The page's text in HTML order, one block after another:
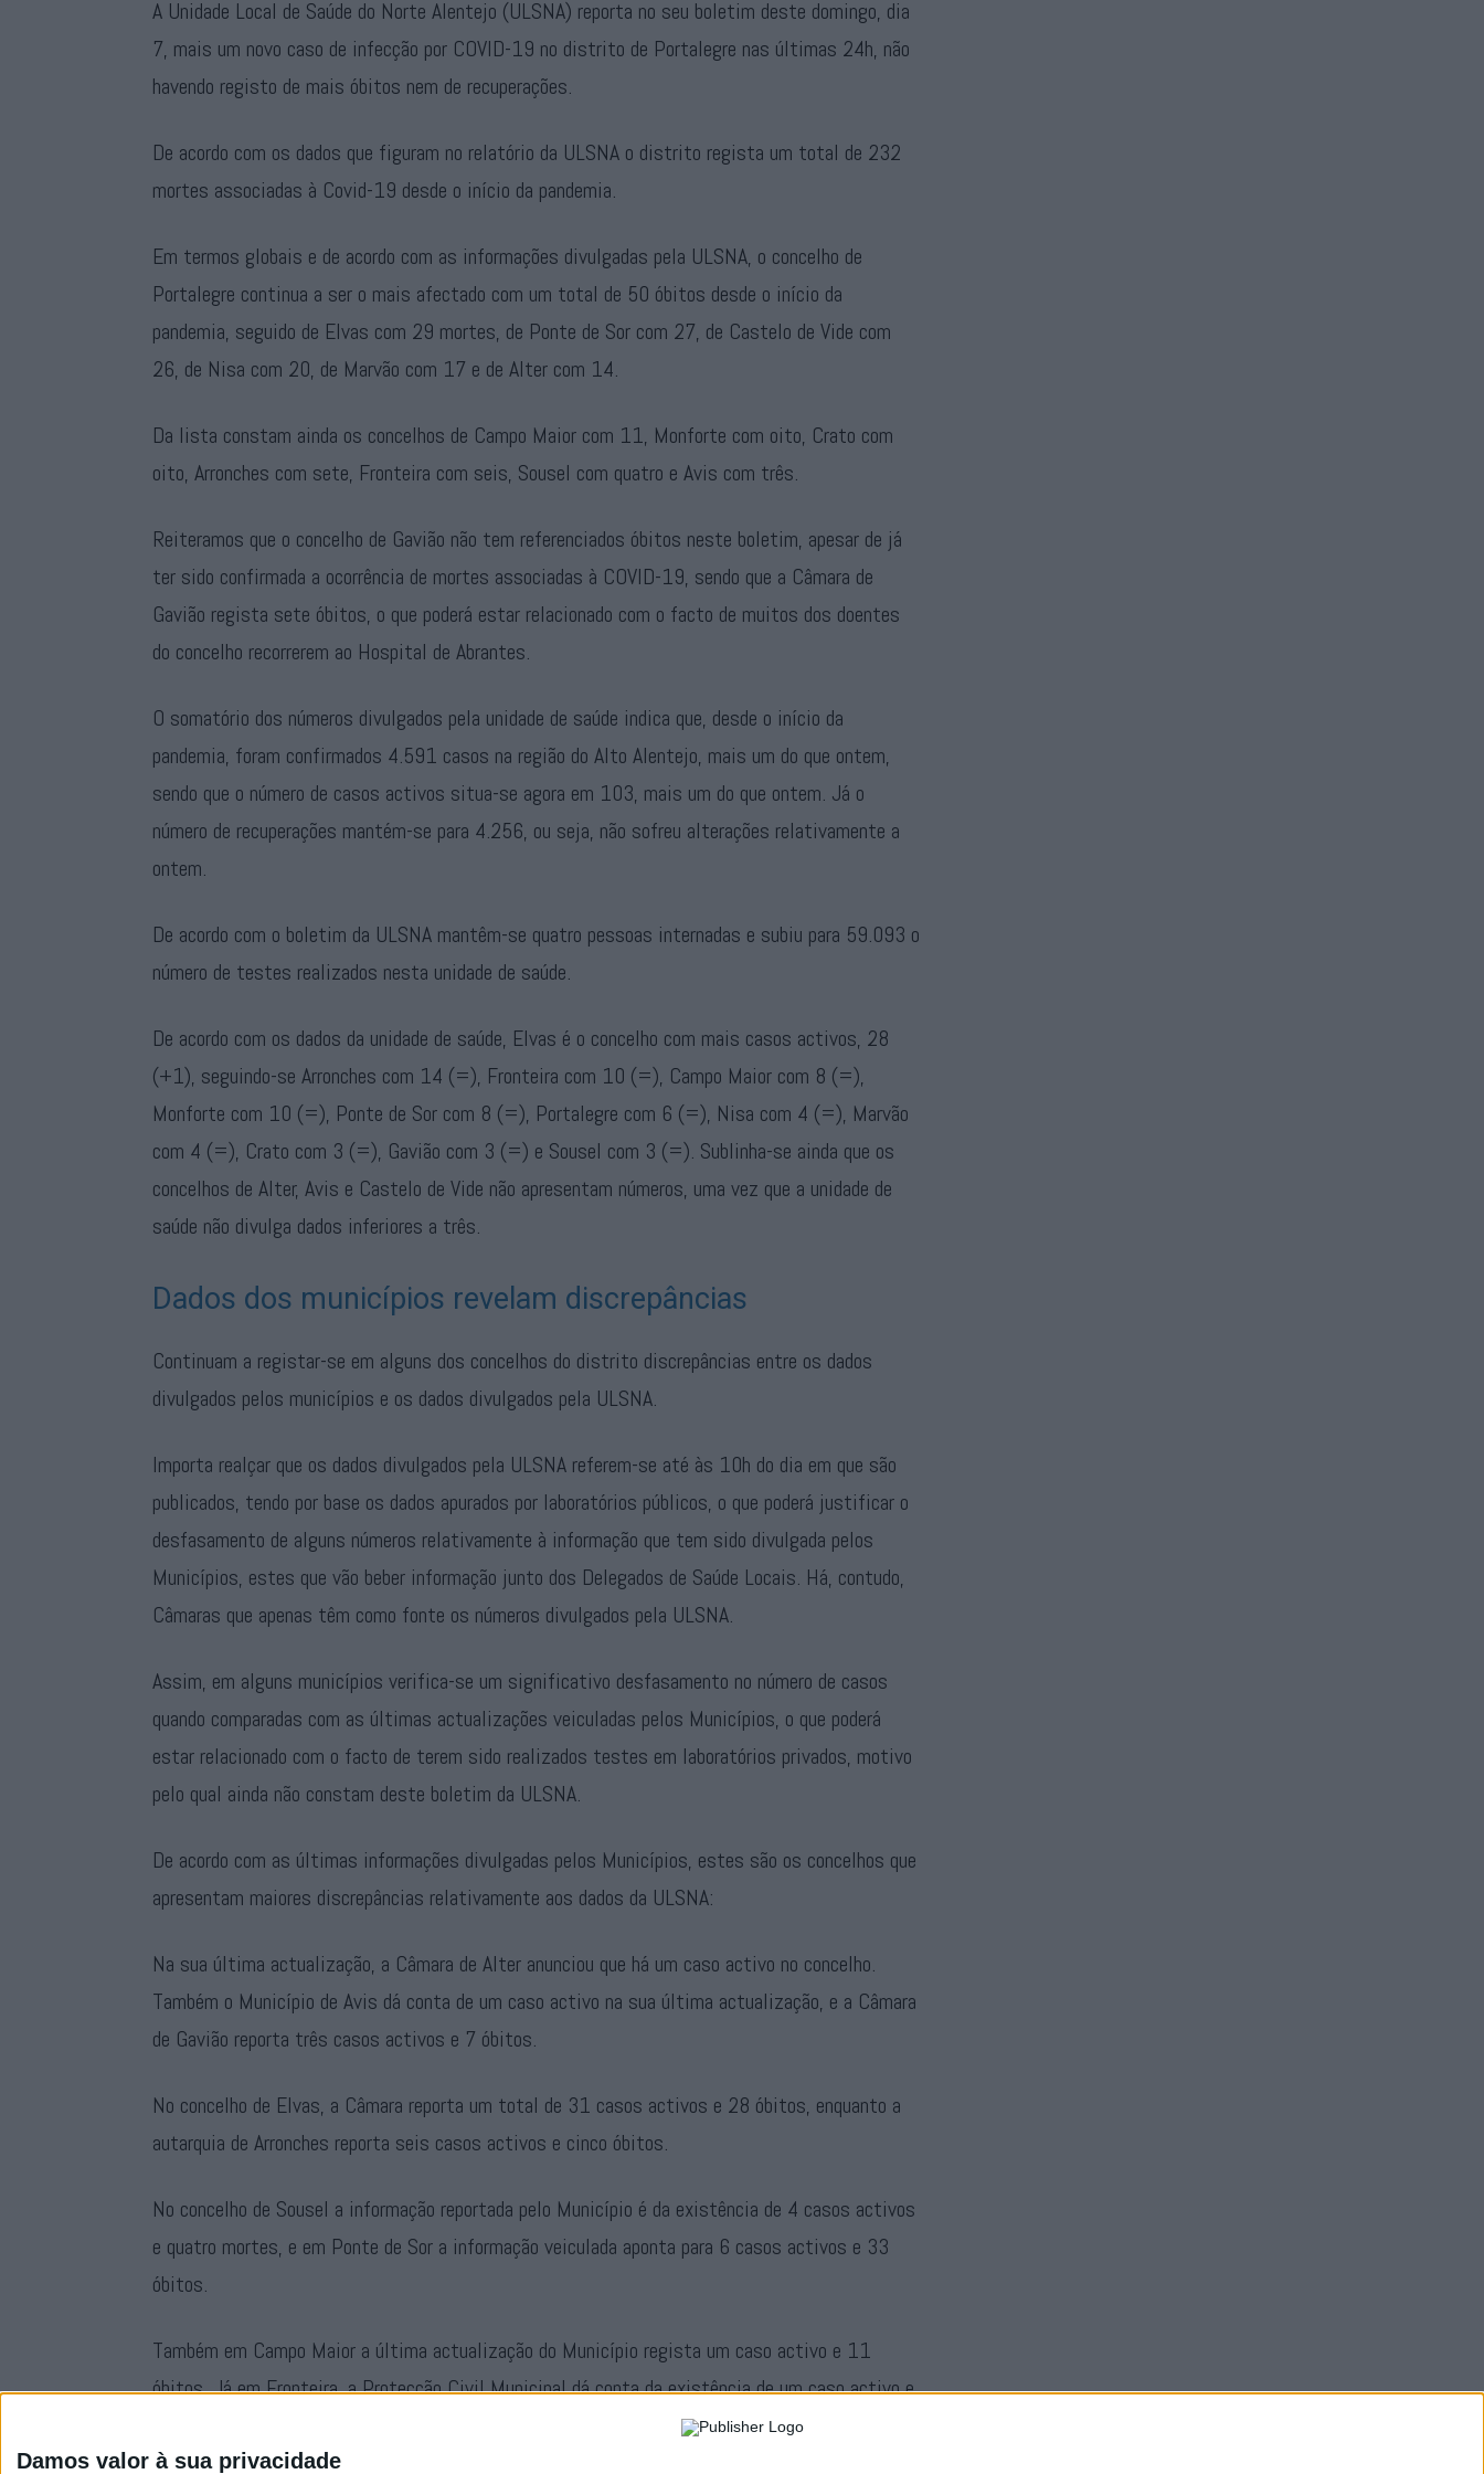
Damos valor à sua privacidade
A Unidade Local de Saúde do Norte Alentejo (ULSNA) reporta no seu boletim deste domingo, dia
7, mais um novo caso de infecção por COVID-19 no distrito de Portalegre nas últimas 24h, não
havendo registo de mais óbitos nem de recuperações.
De acordo com os dados que figuram no relatório da ULSNA o distrito regista um total de 232
mortes associadas à Covid-19 desde o início da pandemia.
Em termos globais e de acordo com as informações divulgadas pela ULSNA, o concelho de
Portalegre continua a ser o mais afectado com um total de 50 óbitos desde o início da
pandemia, seguido de Elvas com 29 mortes, de Ponte de Sor com 27, de Castelo de Vide com
26, de Nisa com 20, de Marvão com 17 e de Alter com 14.
Da lista constam ainda os concelhos de Campo Maior com 11, Monforte com oito, Crato com
oito, Arronches com sete, Fronteira com seis, Sousel com quatro e Avis com três.
Reiteramos que o concelho de Gavião não tem referenciados óbitos neste boletim, apesar de já
ter sido confirmada a ocorrência de mortes associadas à COVID-19, sendo que a Câmara de
Gavião regista sete óbitos, o que poderá estar relacionado com o facto de muitos dos doentes
do concelho recorrerem ao Hospital de Abrantes.
O somatório dos números divulgados pela unidade de saúde indica que, desde o início da
pandemia, foram confirmados 4.591 casos na região do Alto Alentejo, mais um do que ontem,
sendo que o número de casos activos situa-se agora em 103, mais um do que ontem. Já o
número de recuperações mantém-se para 4.256, ou seja, não sofreu alterações relativamente a
ontem.
De acordo com o boletim da ULSNA mantêm-se quatro pessoas internadas e subiu para 59.093 o
número de testes realizados nesta unidade de saúde.
De acordo com os dados da unidade de saúde, Elvas é o concelho com mais casos activos, 28
(+1), seguindo-se Arronches com 14 (=), Fronteira com 10 (=), Campo Maior com 8 (=),
Monforte com 10 (=), Ponte de Sor com 8 (=), Portalegre com 6 (=), Nisa com 4 (=), Marvão
com 4 (=), Crato com 3 (=), Gavião com 3 (=) e Sousel com 3 (=). Sublinha-se ainda que os
concelhos de Alter, Avis e Castelo de Vide não apresentam números, uma vez que a unidade de
saúde não divulga dados inferiores a três.
Dados dos municípios revelam discrepâncias
Continuam a registar-se em alguns dos concelhos do distrito discrepâncias entre os dados
divulgados pelos municípios e os dados divulgados pela ULSNA.
Importa realçar que os dados divulgados pela ULSNA referem-se até às 10h do dia em que são
publicados, tendo por base os dados apurados por laboratórios públicos, o que poderá justificar o
desfasamento de alguns números relativamente à informação que tem sido divulgada pelos
Municípios, estes que vão beber informação junto dos Delegados de Saúde Locais. Há, contudo,
Câmaras que apenas têm como fonte os números divulgados pela ULSNA.
Assim, em alguns municípios verifica-se um significativo desfasamento no número de casos
quando comparadas com as últimas actualizações veiculadas pelos Municípios, o que poderá
estar relacionado com o facto de terem sido realizados testes em laboratórios privados, motivo
pelo qual ainda não constam deste boletim da ULSNA.
De acordo com as últimas informações divulgadas pelos Municípios, estes são os concelhos que
apresentam maiores discrepâncias relativamente aos dados da ULSNA:
Na sua última actualização, a Câmara de Alter anunciou que há um caso activo no concelho.
Também o Município de Avis dá conta de um caso activo na sua última actualização, e a Câmara
de Gavião reporta três casos activos e 7 óbitos.
No concelho de Elvas, a Câmara reporta um total de 31 casos activos e 28 óbitos, enquanto a
autarquia de Arronches reporta seis casos activos e cinco óbitos.
No concelho de Sousel a informação reportada pelo Município é da existência de 4 casos activos
e quatro mortes, e em Ponte de Sor a informação veiculada aponta para 6 casos activos e 33
óbitos.
Também em Campo Maior a última actualização do Município regista um caso activo e 11
óbitos. Já em Fronteira, a Protecção Civil Municipal dá conta da existência de um caso activo e
há a lamentar 11 óbitos associados à doença, apesar de a ULSNA só reportar seis.